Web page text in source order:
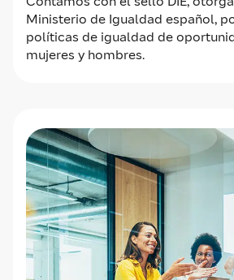
Ministerio de Igualdad español,
políticas de igualdad de
mujeres y hombres.